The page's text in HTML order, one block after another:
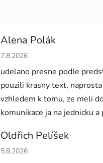
Alena Polák
Hodnocení obchodu je 5 z 5
7.8.2026
udelano presne podle
pouzili krasny text,
vzhledem k tomu, ze meli
komunikace ja na jednicku
Oldřich Pelíšek
Hodnocení obchodu je 5 z 5
5.8.2026